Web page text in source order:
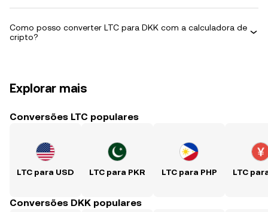
Como posso converter LTC para DKK com a calculadora de
cripto?
Explorar mais
Conversões LTC populares
LTC para USD LTC para PKR LTC para PHP LTC
Conversões DKK populares